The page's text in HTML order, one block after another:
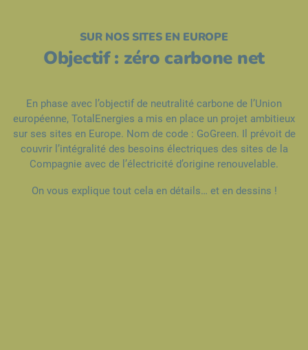
SUR NOS SITES EN EUROPE
Objectif : zéro carbone net
En phase avec l’objectif de neutralité carbone de l’Union
européenne, TotalEnergies a mis en place un projet ambitieux
sur ses sites en Europe. Nom de code : GoGreen. Il prévoit de
couvrir l’intégralité des besoins électriques des sites de la
Compagnie avec de l’électricité d’origine renouvelable.
On vous explique tout cela en détails… et en dessins !